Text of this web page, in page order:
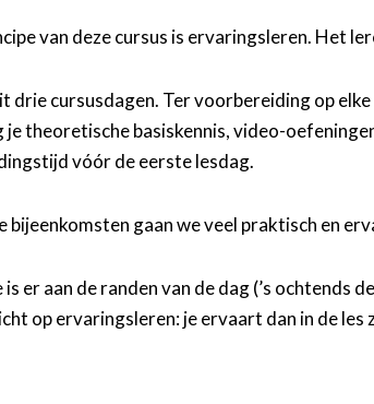
van deze cursus is ervaringsleren. Het
drie cursusdagen. Ter voorbereiding op
theoretische basiskennis, video-
vóór de eerste lesdag.
bijeenkomsten gaan we veel praktisch en
er aan de randen van de dag (’s
op ervaringsleren: je ervaart dan in de